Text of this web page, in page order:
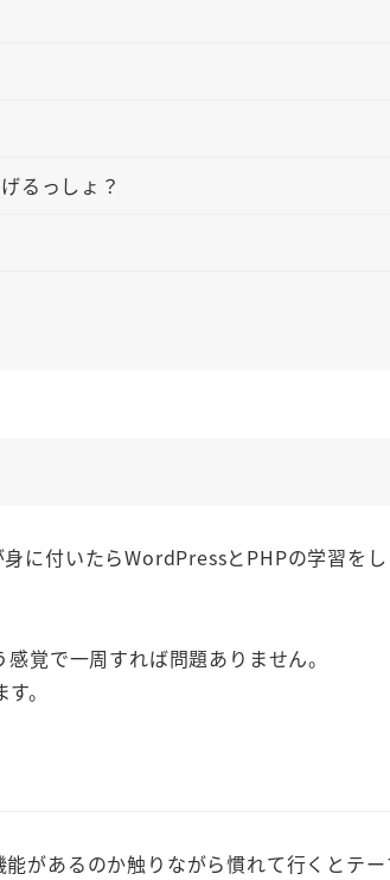
るっしょ？
に付いたらWordPressとPHPの学習を
覚で一周すれば問題ありません。
。
があるのか触りながら慣れて行くとテ